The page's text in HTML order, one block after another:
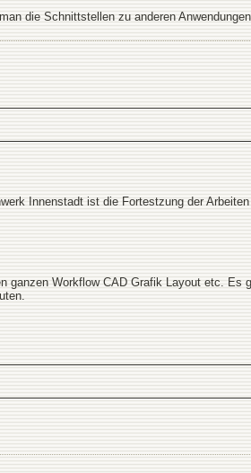
die Schnittstellen zu anderen
Innenstadt ist die Fortestzung der
ganzen Workflow CAD Grafik Layout etc. Es